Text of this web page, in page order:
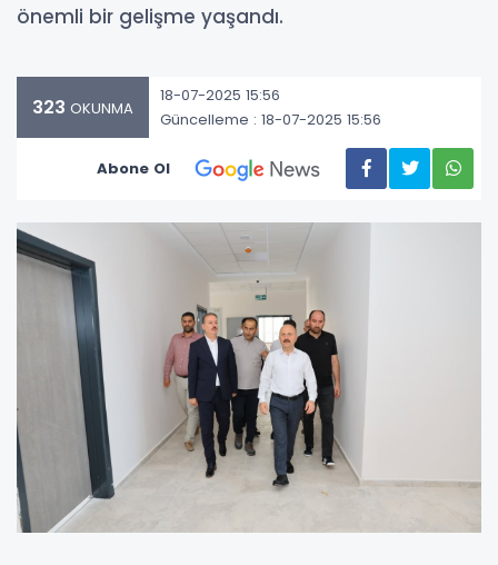
önemli bir gelişme yaşandı.
323 OKUNMA
18-07-2025 15:56
Güncelleme : 18-07-2025 15:56
Abone Ol